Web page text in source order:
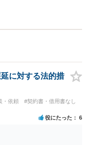
今後の進
ょう。
に対する法的措
・依頼
#契約書・借用書なし
役にたった 6